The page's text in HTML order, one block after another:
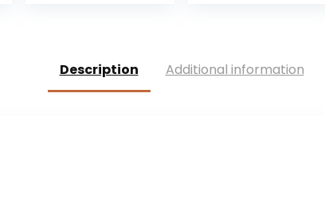
Description Additional information